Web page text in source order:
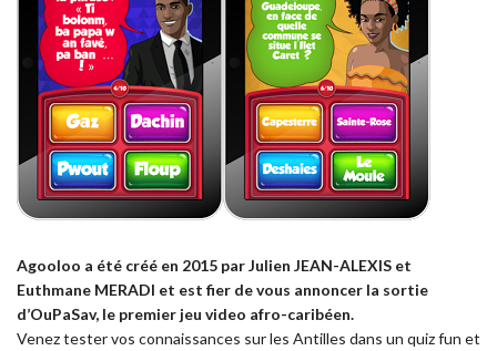
Agooloo a été créé en 2015 par Julien JEAN-ALEXIS et
Euthmane MERADI et est fier de vous annoncer la sortie
d’OuPaSav, le premier jeu video afro-caribéen.
Venez tester vos connaissances sur les Antilles dans un quiz fun et